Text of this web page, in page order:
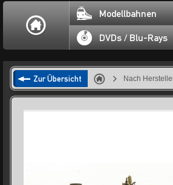
Modellbahnen
DVDs / Blu-Rays
Zur Übersicht Nach